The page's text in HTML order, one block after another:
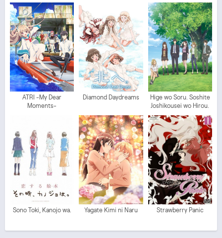
ATRI -My Dear
Moments-
Diamond Daydreams
Hige wo Soru. Soshite
Joshikousei wo Hirou.
Sono Toki, Kanojo wa. Yagate Kimi ni Naru Strawberry Panic